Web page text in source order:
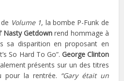
Volume 1, la bombe P-Funk de
Nasty Getdown rend hommage à
sa disparition en proposant en
So Hard To Go”. George Clinton
présents sur un des titres
pour la rentrée. “Gary était un